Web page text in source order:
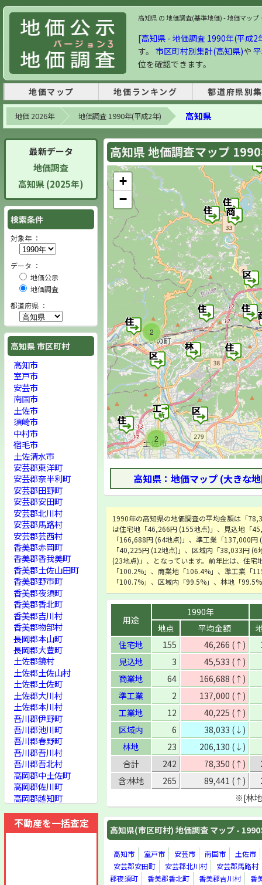
高知県 の 地価調査(基準地価) - 地価マッ
[高知県 - 地価調査 1990年(平成2
す。 市区町村別集計(高知県)や
位を確認できます。
地価マップ 地価ランキング 都道府県別
地価 2026年 地価調査 1990年(平成2年) 高知県
高知県 地価調査マップ
2
2
+
−
高知県：地価マップ (大きな
1990年の高知県の地価調査の平均金額は「
は住宅地「46,266円 (155地点)」、見込地「
「166,688円 (64地点)」、準工業「137,000円
「40,225円 (12地点)」、区域内「38,033円
(23地点)」、となっています。前年比は、住宅
「100.2%」、商業地「106.4%」、準工業「
「100.7%」、区域内「99.5%」、林地「
用途
1990年
地点
平均金額
住宅地
155 46,266 (↑)
見込地
3
45,533 (↑)
商業地
64
166,688 (↑)
準工業
2
137,000 (↑)
工業地
12
40,225 (↑)
区域内
6
38,033 (↓)
林地
23
206,130 (↓)
合計
242 78,350 (↑)
含:林地
265 89,441 (↑)
※[林
高知県(市区町村) 地価調査 マップ -
高知市 室戸市 安芸市 南国市
土佐市
安芸郡安田町
安芸郡北川村
安芸郡馬路村
郡夜須町
香美郡香北町 香美郡吉川村
香
最新データ
地価調査
高知県 (2025年)
検索条件
対象年 ：
データ ：
地価公示
地価調査
都道府県 ：
高知県 市区町村
高知市
室戸市
安芸市
南国市
土佐市
須崎市
中村市
宿毛市
土佐清水市
安芸郡東洋町
安芸郡奈半利町
安芸郡田野町
安芸郡安田町
安芸郡北川村
安芸郡馬路村
安芸郡芸西村
香美郡赤岡町
香美郡香我美町
香美郡土佐山田町
香美郡野市町
香美郡夜須町
香美郡香北町
香美郡吉川村
香美郡物部村
長岡郡本山町
長岡郡大豊町
土佐郡鏡村
土佐郡土佐山村
土佐郡土佐町
土佐郡大川村
土佐郡本川村
吾川郡伊野町
吾川郡池川町
吾川郡春野町
吾川郡吾川村
吾川郡吾北村
高岡郡中土佐町
高岡郡佐川町
高岡郡越知町
高岡郡梼原町
高岡郡大野見村
不動産を一括査定